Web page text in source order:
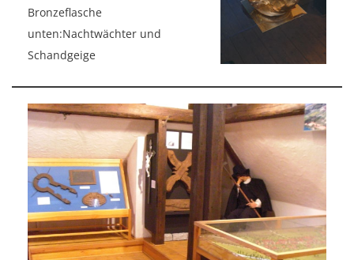
Bronzeflasche
unten:Nachtwächter und
Schandgeige